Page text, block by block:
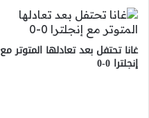
غانا تحتفل بعد تعادلها المتوتر مع
إنجلترا 0-0